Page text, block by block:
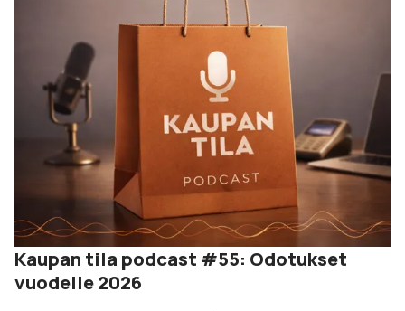
Kaupan tila podcast #55: Odotukset
vuodelle 2026